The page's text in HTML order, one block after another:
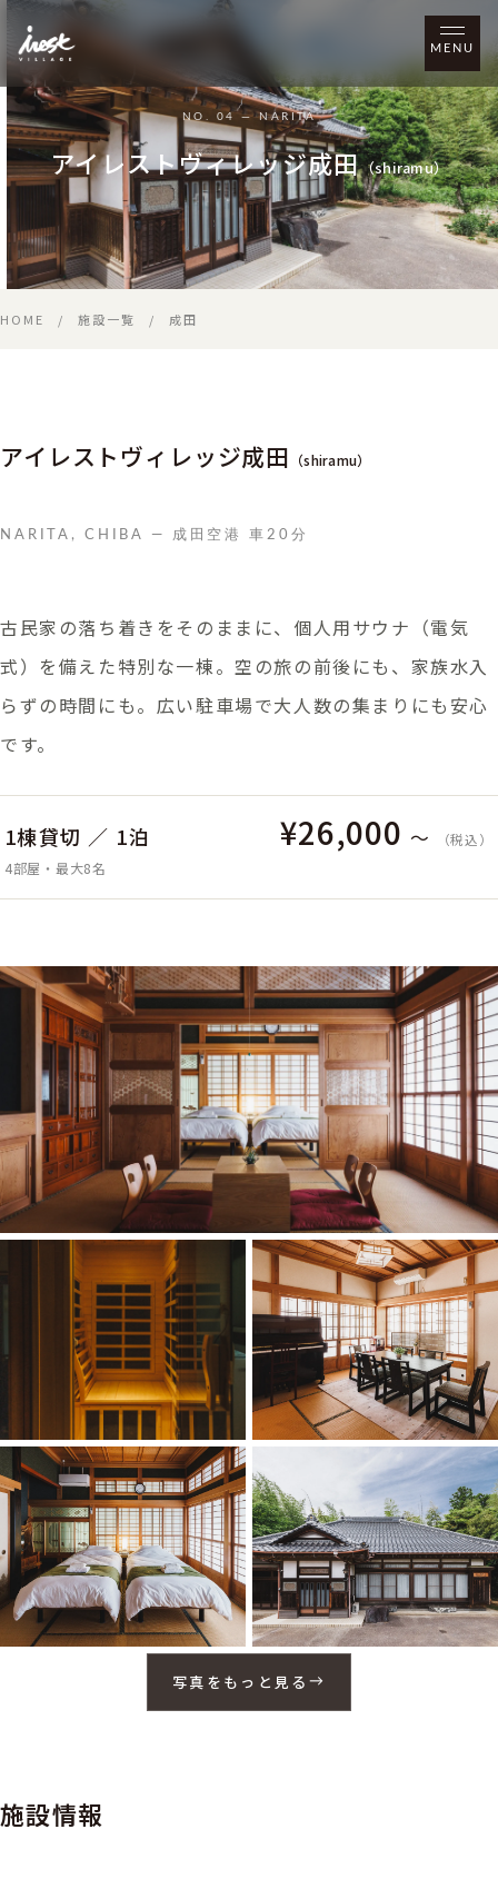
MENU
NO. 04 — NARITA
アイレストヴィレッジ成田（shiramu）
HOME / 施設一覧 / 成田
アイレストヴィレッジ成田 （shiramu）
NARITA, CHIBA — 成田空港 車20分
古民家の落ち着きをそのままに、個人用サウナ（電気
式）を備えた特別な一棟。空の旅の前後にも、家族水入
らずの時間にも。広い駐車場で大人数の集まりにも安心
です。
1棟貸切 ／ 1泊
4部屋・最大8名
¥26,000 〜 （税込）
写真をもっと見る
施設情報